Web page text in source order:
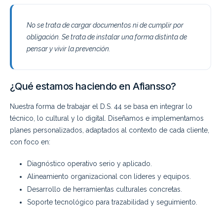
No se trata de cargar documentos ni de cumplir por
obligación. Se trata de instalar una forma distinta de
pensar y vivir la prevención.
¿Qué estamos haciendo en Afiansso?
Nuestra forma de trabajar el D.S. 44 se basa en integrar lo
técnico, lo cultural y lo digital. Diseñamos e implementamos
planes personalizados, adaptados al contexto de cada cliente,
con foco en:
Diagnóstico operativo serio y aplicado.
Alineamiento organizacional con líderes y equipos.
Desarrollo de herramientas culturales concretas.
Soporte tecnológico para trazabilidad y seguimiento.